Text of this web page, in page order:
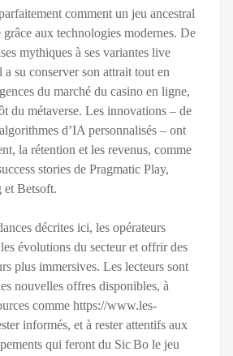
comment un jeu ancestral
grâce aux technologies modernes. De
mythiques à ses variantes live
a su conserver son attrait tout en
du marché du casino en ligne,
du métaverse. Les innovations – de
d’IA personnalisés – ont
la rétention et les revenus, comme
stories de Pragmatic Play,
Betsoft.
décrites ici, les opérateurs
évolutions du secteur et offrir des
plus immersives. Les lecteurs sont
nouvelles offres disponibles, à
comme https://www.les-
informés, et à rester attentifs aux
qui feront du Sic Bo le jeu